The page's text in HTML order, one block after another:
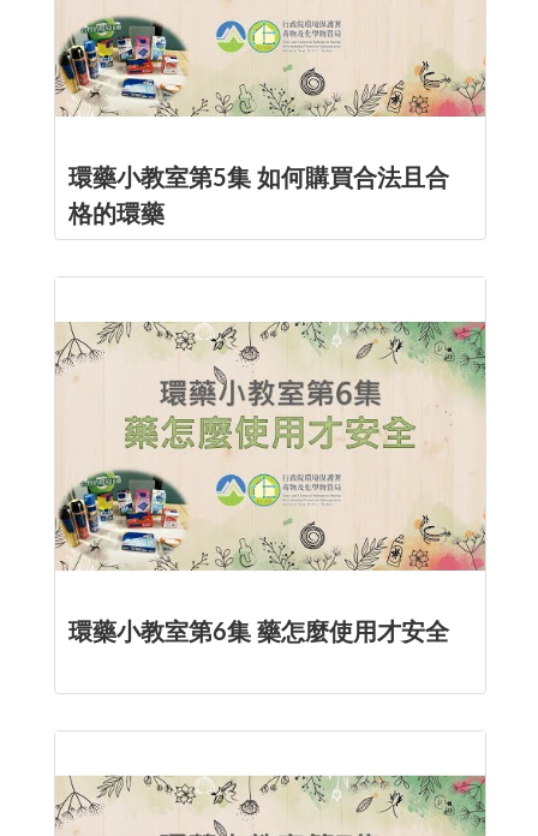
環藥小教室第5集 如何購買合法且合
格的環藥
環藥小教室第6集 藥怎麼使用才安全